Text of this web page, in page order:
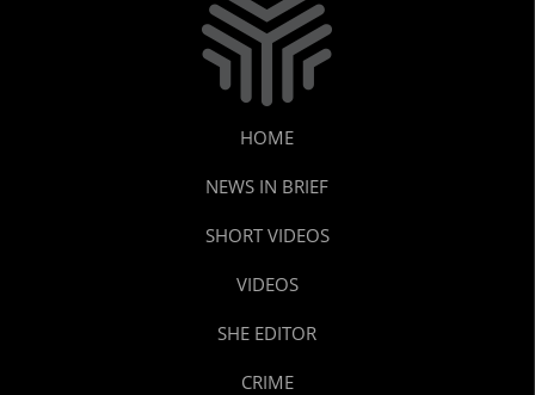
HOME
NEWS IN BRIEF
SHORT VIDEOS
VIDEOS
SHE EDITOR
CRIME